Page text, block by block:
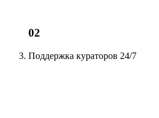
02
Поддержка кураторов 24/7